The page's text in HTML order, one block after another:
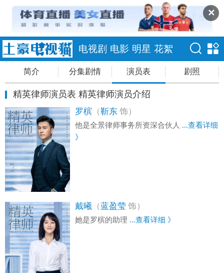
✕
电视剧 电影 明星 花絮
简介 分集剧情 演员表 剧照
精英律师演员表 精英律师演员介绍
罗槟 （靳东 饰）
他是全景律师事务所资深合伙人 ...查看详细
》
戴曦 （蓝盈莹 饰）
她是罗槟的助理 ...查看详细 》